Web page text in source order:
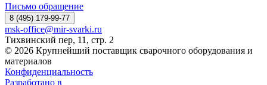
Письмо обращение
8 (495) 179-99-77
msk-office@mir-svarki.ru
Тихвинский пер, 11, стр. 2
© 2026 Крупнейший поставщик сварочного оборудования и
материалов
Конфиденциальность
Разработано в